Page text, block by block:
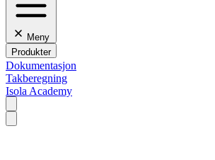
Meny
Produkter
Dokumentasjon
Takberegning
Isola Academy